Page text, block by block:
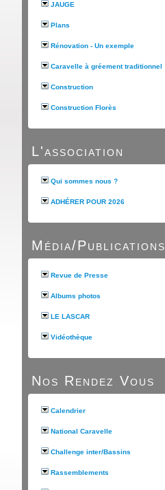
JAUGE
Plans
Rénovation - Un exemple
Caravelle à gréement traditionnel
Construction
Construction Florès
L'association
Qui sommes nous ?
ADHÉRER POUR 2026
Média/Publications
Revue de Presse
Albums photos
LE LASCAR
Vidéothèque
Nos Rendez Vous
Calendrier
National Caravelle
Challenge inter/Bassins
Rassemblements